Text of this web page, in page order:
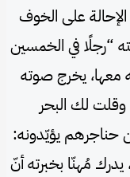
على الخوف
“رجلًا في الخمسين
معها، يخرج صوته
لك البحر
حناجرهم يؤيّدونه:
مُهنّا بخبرته أنّ